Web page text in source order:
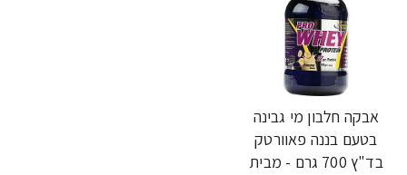
אבקה חלבון מי גבינה
בטעם בננה פאוורטק
בד"ץ 700 גרם - מבית